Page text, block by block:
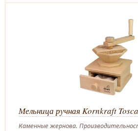
Мельница ручная Kornkraft
Каменные жернова.